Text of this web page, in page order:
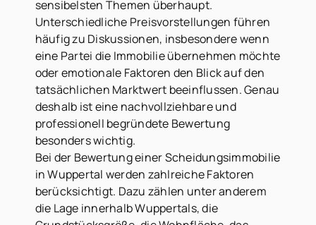
sensibelsten Themen überhaupt.
Unterschiedliche Preisvorstellungen führen
häufig zu Diskussionen, insbesondere wenn
eine Partei die Immobilie übernehmen möchte
oder emotionale Faktoren den Blick auf den
tatsächlichen Marktwert beeinflussen. Genau
deshalb ist eine nachvollziehbare und
professionell begründete Bewertung
besonders wichtig.
Bei der Bewertung einer Scheidungsimmobilie
in Wuppertal werden zahlreiche Faktoren
berücksichtigt. Dazu zählen unter anderem
die Lage innerhalb Wuppertals, die